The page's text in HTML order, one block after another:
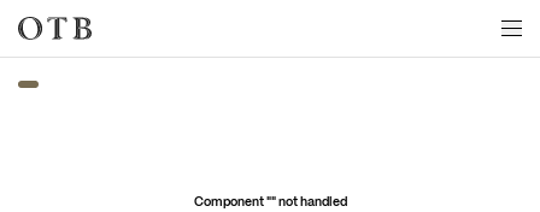
Skip to main content
Component "" not handled